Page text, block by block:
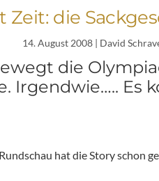
Zeit: die
14. August 2008| David
die
Irgendwie….. Es
hat die Story schon